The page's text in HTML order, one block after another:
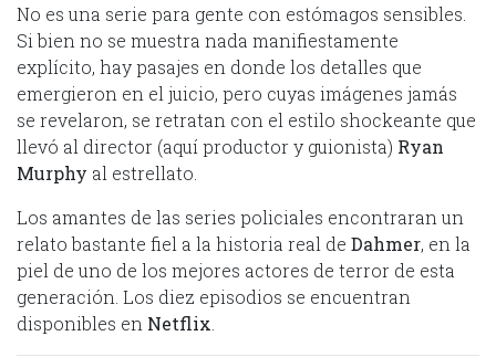
No es una serie para gente con estómagos sensibles.
Si bien no se muestra nada manifiestamente
explícito, hay pasajes en donde los detalles que
emergieron en el juicio, pero cuyas imágenes jamás
se revelaron, se retratan con el estilo shockeante que
llevó al director (aquí productor y guionista) Ryan
Murphy al estrellato.
Los amantes de las series policiales encontraran un
relato bastante fiel a la historia real de Dahmer, en la
piel de uno de los mejores actores de terror de esta
generación. Los diez episodios se encuentran
disponibles en Netflix